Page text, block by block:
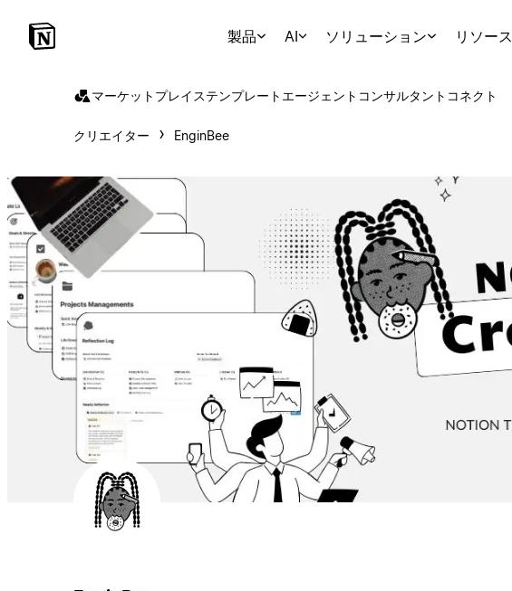
製品 AI ソリューション リソース
マーケットプレイステンプレート エージェント コンサルタント コネクト
クリエイター EnginBee